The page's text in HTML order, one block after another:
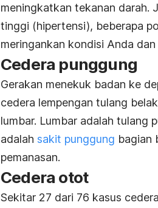
meningkatkan tekanan darah.
tinggi (hipertensi), beberapa
meringankan kondisi Anda
Cedera punggung
Gerakan menekuk badan ke
cedera lempengan tulang
lumbar. Lumbar adalah tulang
adalah sakit punggung bagian
pemanasan.
Cedera otot
Sekitar 27 dari 76 kasus